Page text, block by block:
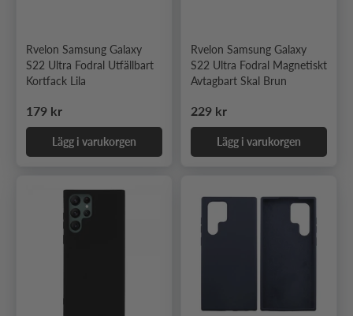
Rvelon Samsung Galaxy
S22 Ultra Fodral Utfällbart
Kortfack Lila
Ordinarie pris
179 kr
Lägg i varukorgen
Rvelon Samsung Galaxy
S22 Ultra Fodral Magnetiskt
Avtagbart Skal Brun
Ordinarie pris
229 kr
Lägg i varukorgen